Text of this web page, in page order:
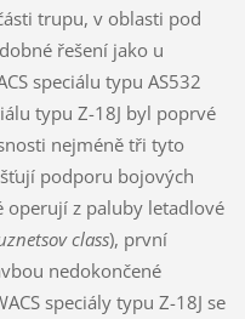
trupu, v oblasti pod
řešení jako u
speciálu typu AS532
typu Z-18J byl poprvé
nejméně tři tyto
podporu bojových
operují z paluby letadlové
class), první
nedokončené
speciály typu Z-18J se